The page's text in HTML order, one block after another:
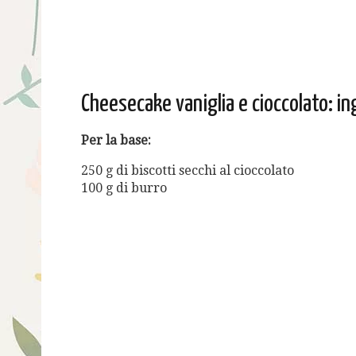
Cheesecake vaniglia e cioccolato:
Per la base:
250 g di biscotti secchi al cioccolato
100 g di burro